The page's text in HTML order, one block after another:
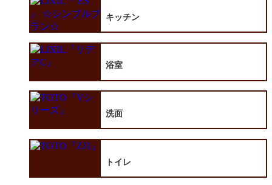
キッチン
浴室
洗面
トイレ